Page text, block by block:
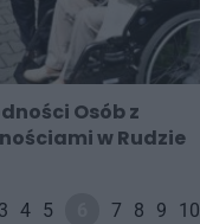
Osób z
w Rudzie
3 4 5 7 8 9 10